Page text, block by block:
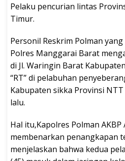
Pelaku pencurian lintas
Timur.
Personil Reskrim Polman
Polres Manggarai Barat
di Jl. Waringin Barat
“RT” di pelabuhan
Kabupaten sikka Provinsi
lalu.
Hal itu,Kapolres Polman
membenarkan penangkapan
menjelaskan bahwa kedua